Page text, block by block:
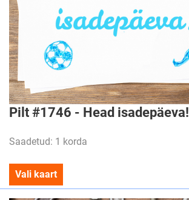
Pilt #1746 - Head isadepäeva!
Saadetud: 1 korda
Vali kaart